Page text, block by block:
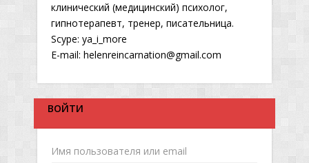
клинический (медицинский) психолог,
гипнотерапевт, тренер, писательница.
Scype: ya_i_more
E-mail: helenreincarnation@gmail.com
ВОЙТИ
Имя пользователя или email